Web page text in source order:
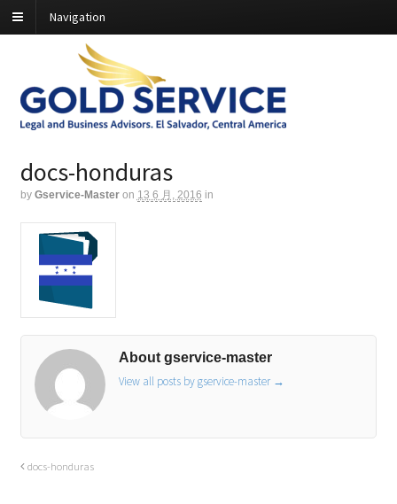
Navigation
docs-honduras
by Gservice-Master on 13 6 月, 2016 in
About gservice-master
View all posts by gservice-master →
docs-honduras